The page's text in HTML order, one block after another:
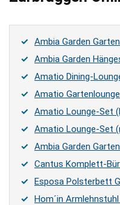
Ambia Garden
Ambia Garden
Amatio Dining-
Amatio
Amatio Lounge-Set
Amatio Lounge-Set
Ambia Garden
Cantus Komplett-
Esposa Polsterbett
Hom´in Armlehnstuhl